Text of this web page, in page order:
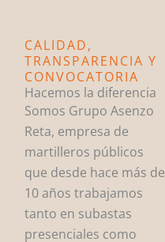
CALIDAD,
TRANSPARENCIA Y
CONVOCATORIA
Hacemos la diferencia
Somos Grupo Asenzo
Reta, empresa de
martilleros públicos
que desde hace más de
10 años trabajamos
tanto en subastas
presenciales como